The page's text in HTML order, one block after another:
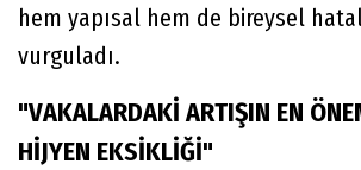
hem yapısal hem de bireysel
vurguladı.
"VAKALARDAKİ ARTIŞIN EN
HİJYEN EKSİKLİĞİ"